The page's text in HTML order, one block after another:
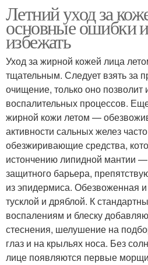
Летний уход за
основные ошибки
избежать
Уход за жирной кожей лица
тщательным. Следует взять за
очищение, только оно позволит
воспалительных процессов.
жирной кожи летом —
активности сальных желез
обезжиривающие средства,
истончению липидной мантии —
защитного барьера,
из эпидермиса. Обезвоженная
тусклой и дряблой. К
воспалениям и блеску
стеснения, шелушение на
глаз и на крыльях носа. Без
лице появляются первые